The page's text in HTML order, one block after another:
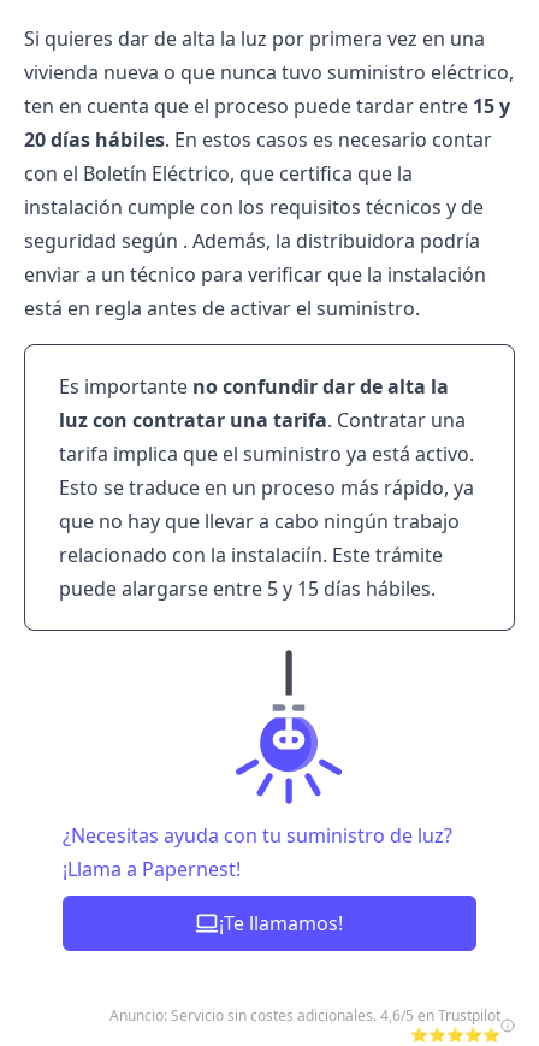
Si quieres dar de alta la luz por primera vez en una
vivienda nueva o que nunca tuvo suministro eléctrico,
ten en cuenta que el proceso puede tardar entre 15 y
20 días hábiles. En estos casos es necesario contar
con el Boletín Eléctrico, que certifica que la
instalación cumple con los requisitos técnicos y de
seguridad según . Además, la distribuidora podría
enviar a un técnico para verificar que la instalación
está en regla antes de activar el suministro.
Es importante no confundir dar de alta la
luz con contratar una tarifa. Contratar una
tarifa implica que el suministro ya está activo.
Esto se traduce en un proceso más rápido, ya
que no hay que llevar a cabo ningún trabajo
relacionado con la instalaciín. Este trámite
puede alargarse entre 5 y 15 días hábiles.
¿Necesitas ayuda con tu suministro de luz?
¡Llama a Papernest!
¡Te llamamos!
Anuncio: Servicio sin costes adicionales. 4,6/5 en Trustpilot
⭐⭐⭐⭐⭐